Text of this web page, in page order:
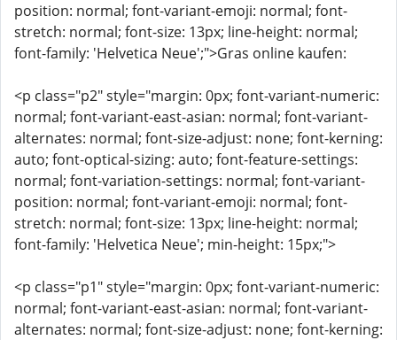
position: normal; font-variant-emoji: normal; font-
stretch: normal; font-size: 13px; line-height: normal;
font-family: 'Helvetica Neue';">Gras online kaufen:
<p class="p2" style="margin: 0px; font-variant-numeric:
normal; font-variant-east-asian: normal; font-variant-
alternates: normal; font-size-adjust: none; font-kerning:
auto; font-optical-sizing: auto; font-feature-settings:
normal; font-variation-settings: normal; font-variant-
position: normal; font-variant-emoji: normal; font-
stretch: normal; font-size: 13px; line-height: normal;
font-family: 'Helvetica Neue'; min-height: 15px;">
<p class="p1" style="margin: 0px; font-variant-numeric:
normal; font-variant-east-asian: normal; font-variant-
alternates: normal; font-size-adjust: none; font-kerning: